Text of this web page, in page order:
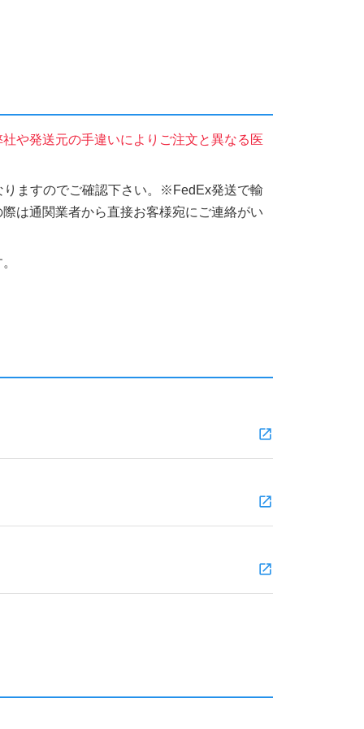
や発送元の手違いによりご注文と異なる医
ますのでご確認下さい。※FedEx発送で輸
は通関業者から直接お客様宛にご連絡がい